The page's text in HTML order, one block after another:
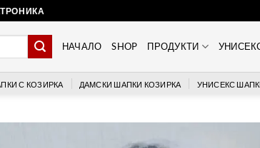
НАЧАЛО SHOP ПРОДУКТИ
С КОЗИРКА ДАМСКИ ШАПКИ КОЗИРКА УНИСЕКС